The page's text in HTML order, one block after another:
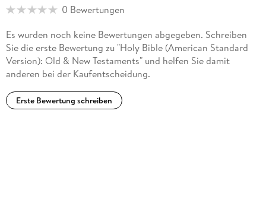
0 Bewertungen
Es wurden noch keine Bewertungen abgegeben. Schreiben
Sie die erste Bewertung zu "Holy Bible (American Standard
Version): Old & New Testaments" und helfen Sie damit
anderen bei der Kaufentscheidung.
Erste Bewertung schreiben